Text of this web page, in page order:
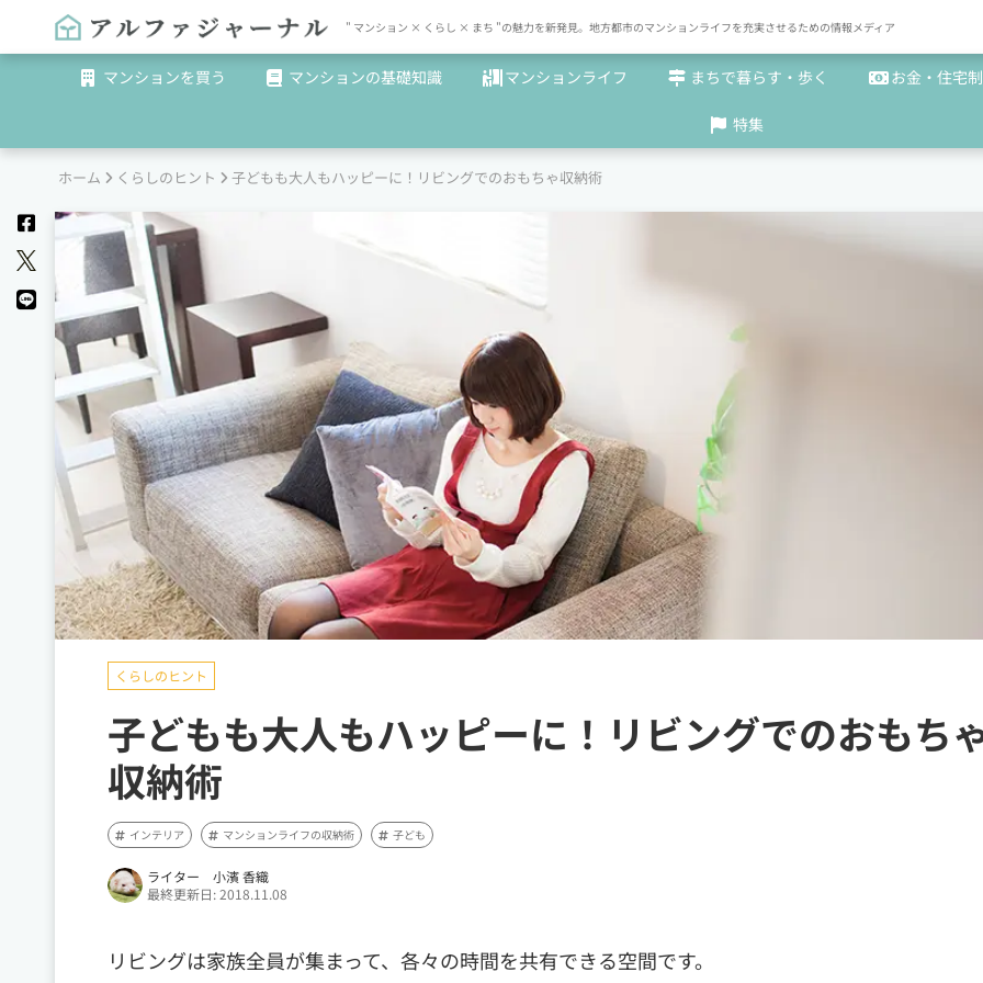
" マンション × くらし × まち "の魅力を新発見。地方都市のマンションライフを充実させるための情報メディア
マンションを買う マンションの基礎知識 マンションライフ まちで暮らす・歩く お金・住宅
特集
ホーム くらしのヒント 子どもも大人もハッピーに！リビングでのおもちゃ収納術
くらしのヒント
子どもも大人もハッピーに！リビングでのおもち
収納術
インテリア マンションライフの収納術 子ども
ライター 小濱 香織
最終更新日: 2018.11.08
リビングは家族全員が集まって、各々の時間を共有できる空間です。